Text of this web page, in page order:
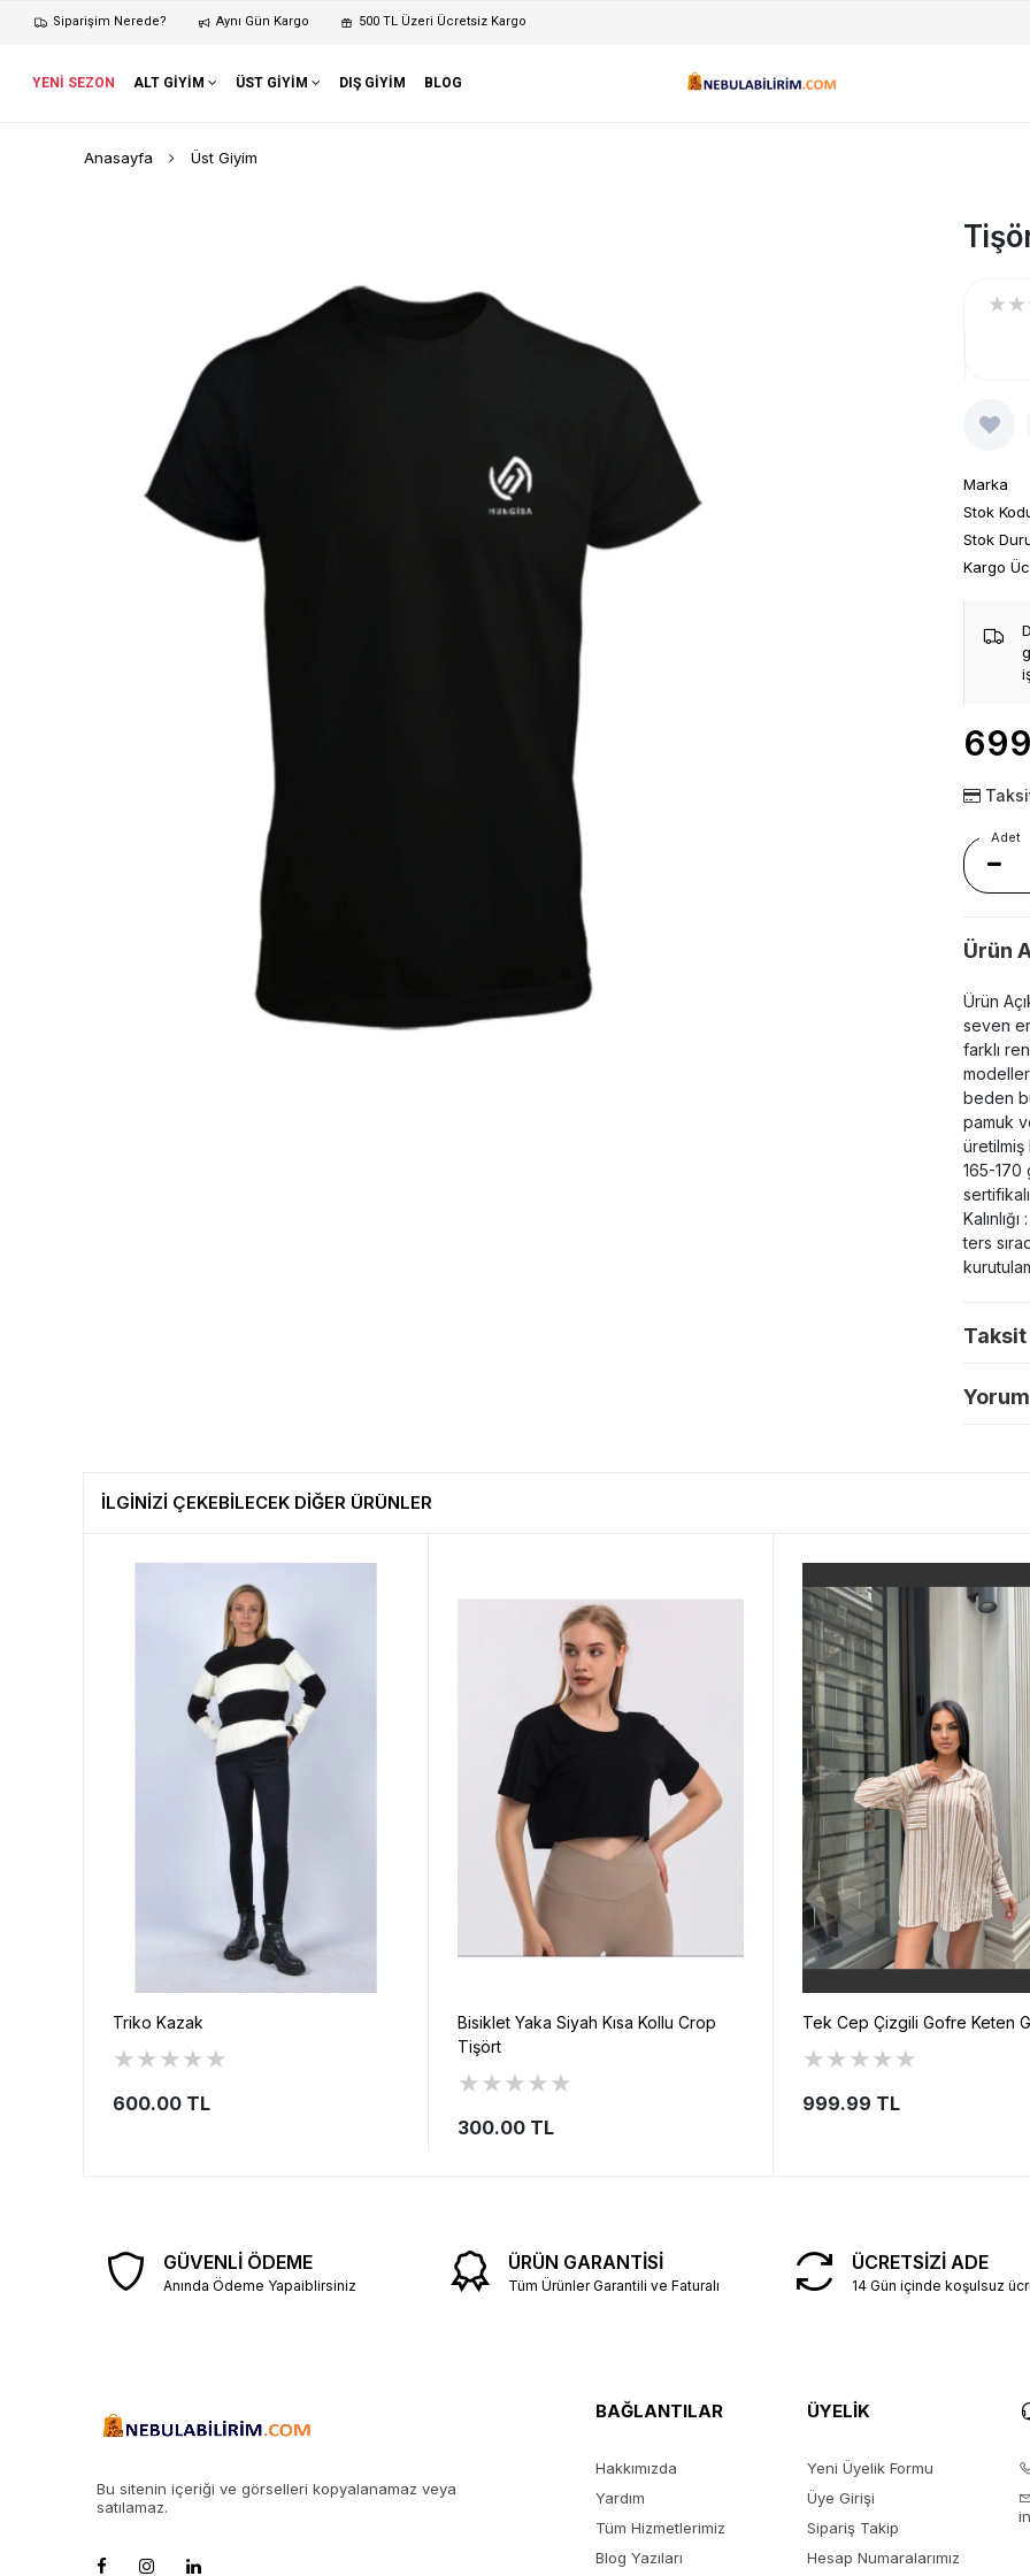
Siparişim Nerede? Aynı Gün Kargo 500 TL Üzeri Ücretsiz Kargo
YENİ SEZON ALT GİYİM ÜST GİYİM DIŞ GİYİM BLOG
Anasayfa Üst Giyim
★★
Marka
Stok
Stok
Kargo
Adet
Ürün
Ürün
seven
farklı
beden
pamuk
üretilmiş
165-170
ters
İLGİNİZİ ÇEKEBİLECEK DİĞER ÜRÜNLER
Triko Kazak
★★★★★
600.00 TL
Bisiklet Yaka Siyah Kısa Kollu Crop
Tişört
★★★★★
300.00 TL
Tek Cep Çizgili Gofre Keten
★★★★★
999.99 TL
GÜVENLİ ÖDEME
Anında Ödeme Yapaiblirsiniz
ÜRÜN GARANTİSİ
Tüm Ürünler Garantili ve Faturalı
ÜCRETSİZİ ADE
14 Gün içinde koşulsuz
Bu sitenin içeriği ve görselleri kopyalanamaz veya
satılamaz.
BAĞLANTILAR
Hakkımızda
Yardım
Tüm Hizmetlerimiz
Blog Yazıları
ÜYELİK
Yeni Üyelik Formu
Üye Girişi
Sipariş Takip
Hesap Numaralarımız